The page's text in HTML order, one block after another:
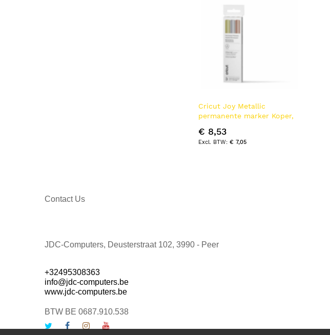
Cricut Joy Metallic
permanente marker Koper,
€ 8,53
€ 7,05
Contact Us
JDC-Computers, Deusterstraat 102, 3990 - Peer
+32495308363
info@jdc-computers.be
www.jdc-computers.be
BTW BE 0687.910.538